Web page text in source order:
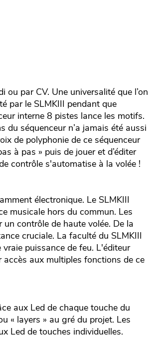
par CV. Une universalité que l’on
par le SLMKIII pendant que
interne 8 pistes lance les motifs.
séquenceur n’a jamais été aussi
de polyphonie de ce séquenceur
à pas » puis de jouer et d’éditer
contrôle s'automatise à la volée !
électronique. Le SLMKIII
musicale hors du commun. Les
contrôle de haute volée. De la
cruciale. La faculté du SLMKIII
puissance de feu. L'éditeur
aux multiples fonctions de ce
aux Led de chaque touche du
« layers » au gré du projet. Les
Led de touches individuelles.